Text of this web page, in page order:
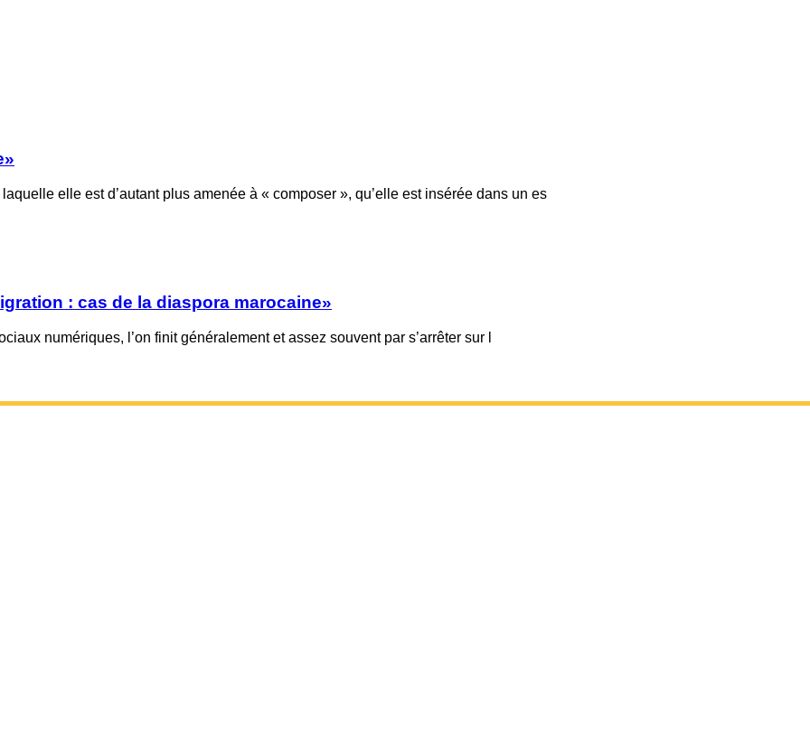
elle est d’autant plus amenée à « composer », qu’elle est insérée dans un es
: cas de la diaspora marocaine»
numériques, l’on finit généralement et assez souvent par s’arrêter sur l